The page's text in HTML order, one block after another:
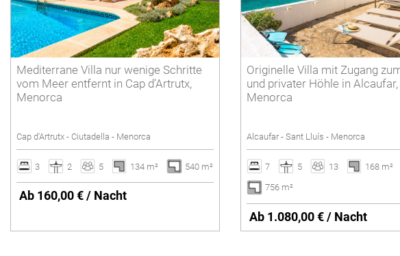
Mediterrane Villa nur wenige Schritte
vom Meer entfernt in Cap d’Artrutx,
Menorca
Cap d'Artrutx - Ciutadella - Menorca
3 2 5 134 m² 540 m²
Ab 160,00 € / Nacht
Originelle Villa mit Zugang
und privater Höhle in Alcaufar,
Menorca
Alcaufar - Sant Lluís - Menorca
7 5 13 168 m²
756 m²
Ab 1.080,00 € / Nacht